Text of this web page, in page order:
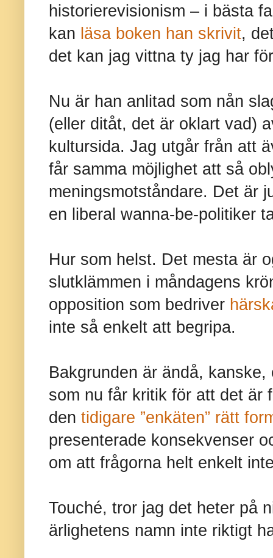
historierevisionism – i bästa
kan läsa boken han skrivit,
det kan jag vittna ty jag har
Nu är han anlitad som nån
(eller ditåt, det är oklart vad)
kultursida. Jag utgår från att
får samma möjlighet att så
meningsmotståndare. Det är
en liberal wanna-be-politiker
Hur som helst. Det mesta är
slutklämmen i måndagens
opposition som bedriver
inte så enkelt att begripa.
Bakgrunden är ändå,
som nu får kritik för att det är
den tidigare ”enkäten” rätt
presenterade konsekvenser
om att frågorna helt enkelt
Touché, tror jag det heter på
ärlighetens namn inte riktigt